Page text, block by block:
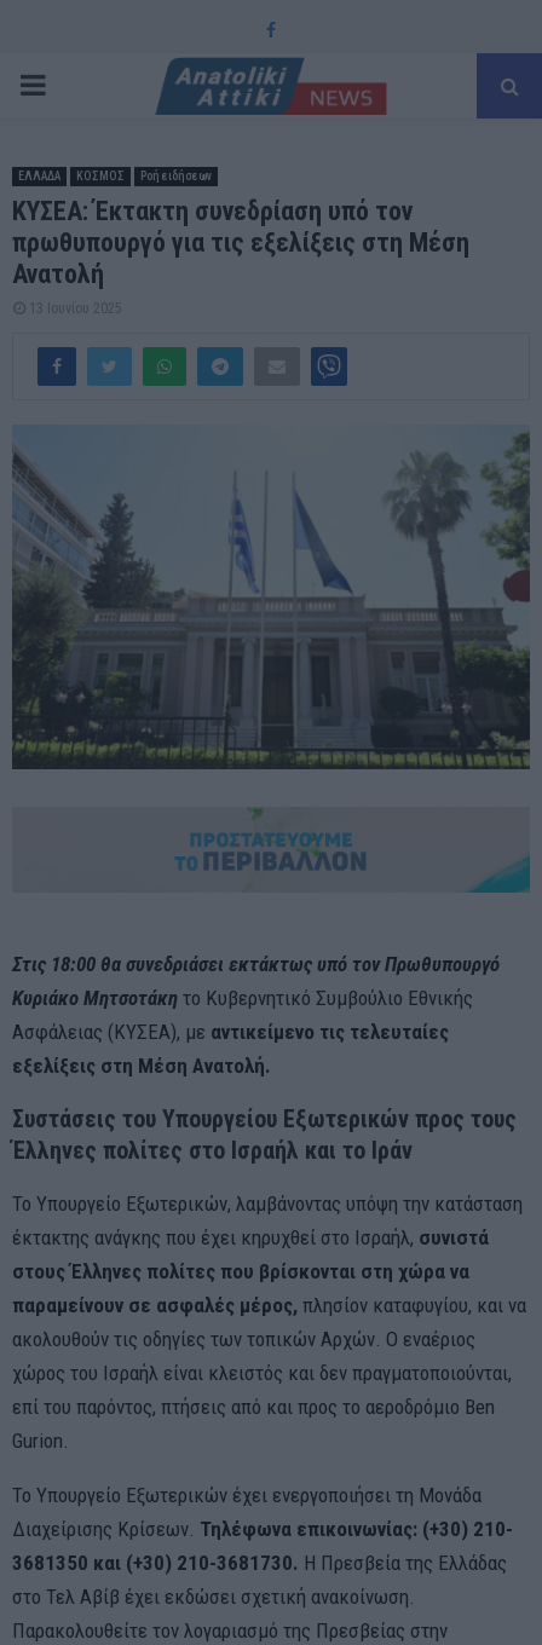
Facebook
PRIMARY
ΕΛΛΑΔΑ ΚΟΣΜΟΣ Ροή ειδήσεων
ΚΥΣΕΑ: Έκτακτη συνεδρίαση υπό τον
πρωθυπουργό για τις εξελίξεις στη Μέση
Ανατολή
13 Ιουνίου 2025
Στις 18:00 θα συνεδριάσει εκτάκτως υπό τον Πρωθυπουργό
Κυριάκο Μητσοτάκη το Κυβερνητικό Συμβούλιο Εθνικής
Ασφάλειας (ΚΥΣΕΑ), με αντικείμενο τις τελευταίες
εξελίξεις στη Μέση Ανατολή.
Συστάσεις του Υπουργείου Εξωτερικών προς τους
Έλληνες πολίτες στο Ισραήλ και το Ιράν
Το Υπουργείο Εξωτερικών, λαμβάνοντας υπόψη την κατάσταση
έκτακτης ανάγκης που έχει κηρυχθεί στο Ισραήλ, συνιστά
στους Έλληνες πολίτες που βρίσκονται στη χώρα να
παραμείνουν σε ασφαλές μέρος, πλησίον καταφυγίου, και να
ακολουθούν τις οδηγίες των τοπικών Αρχών. Ο εναέριος
χώρος του Ισραήλ είναι κλειστός και δεν πραγματοποιούνται,
επί του παρόντος, πτήσεις από και προς το αεροδρόμιο Ben
Gurion.
Το Υπουργείο Εξωτερικών έχει ενεργοποιήσει τη Μονάδα
Διαχείρισης Κρίσεων. Τηλέφωνα επικοινωνίας: ‪(+30) 210-
3681350‬ και ‪(+30) 210-3681730‬. Η Πρεσβεία της Ελλάδας
στο Τελ Αβίβ έχει εκδώσει σχετική ανακοίνωση.
Παρακολουθείτε τον λογαριασμό της Πρεσβείας στην